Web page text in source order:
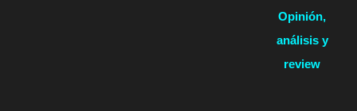
Opinión,
análisis y
review